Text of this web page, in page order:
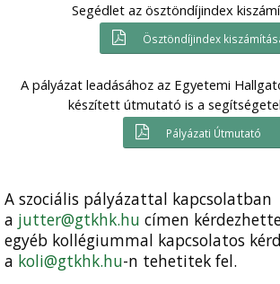
Segédlet az ösztöndíjindex
Ösztöndíjindex
A pályázat leadásához az Egyetemi
készített útmutató is a
Pályázati Útmutató
A szociális pályázattal kapcsolatban
a jutter@gtkhk.hu címen
egyéb kollégiummal kapcsolatos
a koli@gtkhk.hu-n tehetitek fel.